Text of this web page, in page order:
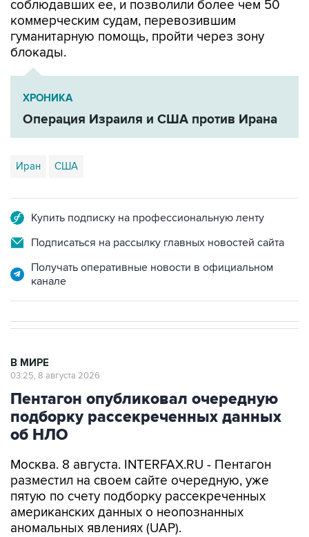
соблюдавших ее, и позволили более чем 50
коммерческим судам, перевозившим
гуманитарную помощь, пройти через зону
блокады.
ХРОНИКА
Операция Израиля и США против Ирана
Иран США
Купить подписку на профессиональную ленту
Подписаться на рассылку главных новостей сайта
Получать оперативные новости в официальном
канале
В МИРЕ
03:25, 8 августа 2026
Пентагон опубликовал очередную
подборку рассекреченных данных
об НЛО
Москва. 8 августа. INTERFAX.RU - Пентагон
разместил на своем сайте очередную, уже
пятую по счету подборку рассекреченных
американских данных о неопознанных
аномальных явлениях (UAP).